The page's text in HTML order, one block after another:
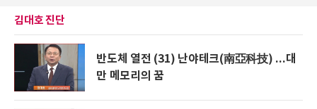
김대호 진단
반도체 열전 (31) 난야테크(南亞科技) ...대
만 메모리의 꿈